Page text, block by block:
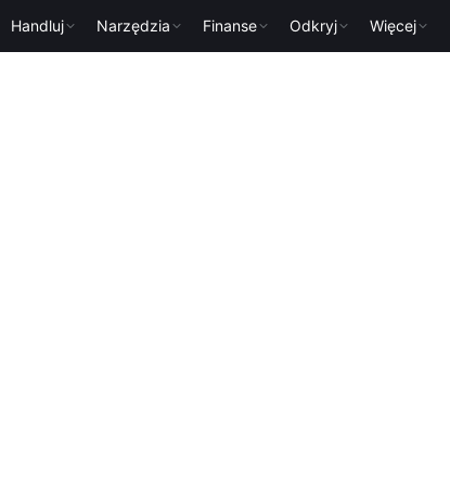
Handluj Narzędzia Finanse Odkryj Więcej